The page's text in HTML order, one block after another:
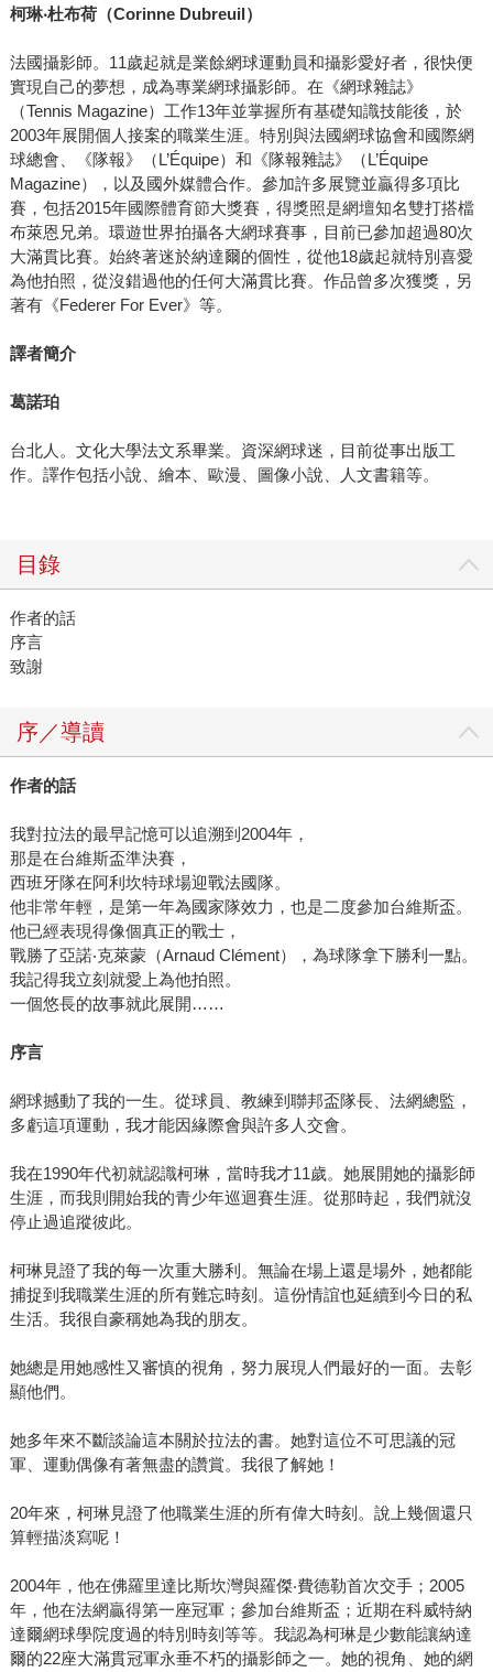
柯琳‧杜布荷（Corinne Dubreuil）
法國攝影師。11歲起就是業餘網球運動員和攝影愛好者，很快便
實現自己的夢想，成為專業網球攝影師。在《網球雜誌》
（Tennis Magazine）工作13年並掌握所有基礎知識技能後，於
2003年展開個人接案的職業生涯。特別與法國網球協會和國際網
球總會、《隊報》（L’Équipe）和《隊報雜誌》（L’Équipe
Magazine），以及國外媒體合作。參加許多展覽並贏得多項比
賽，包括2015年國際體育節大獎賽，得獎照是網壇知名雙打搭檔
布萊恩兄弟。環遊世界拍攝各大網球賽事，目前已參加超過80次
大滿貫比賽。始終著迷於納達爾的個性，從他18歲起就特別喜愛
為他拍照，從沒錯過他的任何大滿貫比賽。作品曾多次獲獎，另
著有《Federer For Ever》等。
譯者簡介
葛諾珀
台北人。文化大學法文系畢業。資深網球迷，目前從事出版工
作。譯作包括小說、繪本、歐漫、圖像小說、人文書籍等。
目錄
作者的話
序言
致謝
序／導讀
作者的話
我對拉法的最早記憶可以追溯到2004年，
那是在台維斯盃準決賽，
西班牙隊在阿利坎特球場迎戰法國隊。
他非常年輕，是第一年為國家隊效力，也是二度參加台維斯盃。
他已經表現得像個真正的戰士，
戰勝了亞諾‧克萊蒙（Arnaud Clément），為球隊拿下勝利一點。
我記得我立刻就愛上為他拍照。
一個悠長的故事就此展開……
序言
網球撼動了我的一生。從球員、教練到聯邦盃隊長、法網總監，
多虧這項運動，我才能因緣際會與許多人交會。
我在1990年代初就認識柯琳，當時我才11歲。她展開她的攝影師
生涯，而我則開始我的青少年巡迴賽生涯。從那時起，我們就沒
停止過追蹤彼此。
柯琳見證了我的每一次重大勝利。無論在場上還是場外，她都能
捕捉到我職業生涯的所有難忘時刻。這份情誼也延續到今日的私
生活。我很自豪稱她為我的朋友。
她總是用她感性又審慎的視角，努力展現人們最好的一面。去彰
顯他們。
她多年來不斷談論這本關於拉法的書。她對這位不可思議的冠
軍、運動偶像有著無盡的讚賞。我很了解她！
20年來，柯琳見證了他職業生涯的所有偉大時刻。說上幾個還只
算輕描淡寫呢！
2004年，他在佛羅里達比斯坎灣與羅傑‧費德勒首次交手；2005
年，他在法網贏得第一座冠軍；參加台維斯盃；近期在科威特納
達爾網球學院度過的特別時刻等等。我認為柯琳是少數能讓納達
爾的22座大滿貫冠軍永垂不朽的攝影師之一。她的視角、她的網